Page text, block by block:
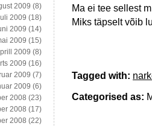
Ma ei tee sellest
Miks täpselt võib
Tagged with:
Categorised as:
2009 (8)
2009 (18)
2009 (14)
2009 (15)
2009 (8)
2009 (16)
2009 (7)
2009 (6)
2008 (23)
2008 (17)
2008 (22)